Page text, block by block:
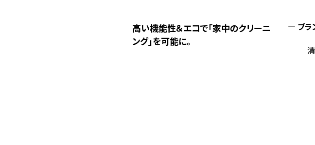
高い機能性＆エコで「家中のクリーニ
ング」を可能に。
ブラ